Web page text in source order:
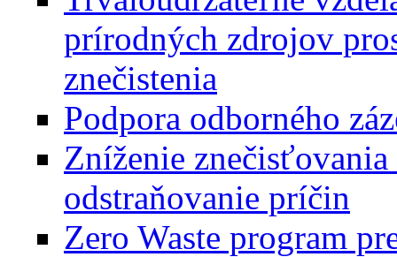
prírodných zdrojov
znečistenia
Podpora odborného
Zníženie
odstraňovanie príčin
Zero Waste program